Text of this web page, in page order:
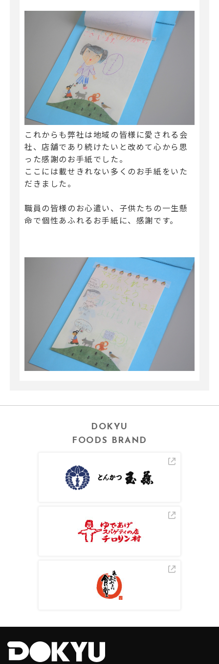
これからも弊社は地域の皆様に愛される会
社、店舗であり続けたいと改めて心から思
った感謝のお手紙でした。
ここには載せきれない多くのお手紙をいた
だきました。
職員の皆様のお心遣い、子供たちの一生懸
命で個性あふれるお手紙に、感謝です。
DOKYU
FOODS BRAND